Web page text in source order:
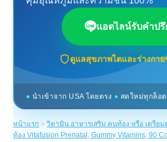
แอดไลน์รับคำป
ดูแลสุขภาพไตและร่างกา
● นำเข้าจาก USA โดยตรง ● สดใหม่ทุกล็อต
หน้าแรก »วิตามิน อาหารเสริม คนท้อง หรือ เตรียม
ท้อง Vitafusion Prenatal, Gummy Vitamins, 90